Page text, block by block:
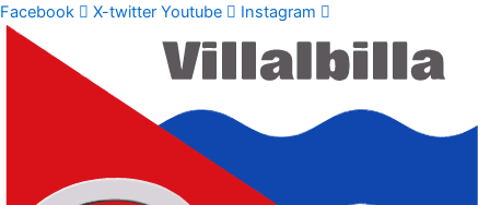
Facebook X-twitter Youtube Instagram